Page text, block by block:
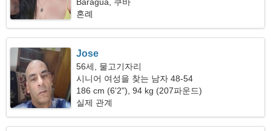
혼례
Jose
56세, 물고기자리
시니어 여성을 찾는 남자 48-54
186 cm (6'2"), 94 kg (207파운드)
실제 관계